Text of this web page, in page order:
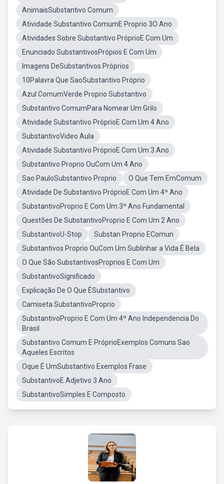
AnimaisSubstantivo Comum
Atividade Substantivo ComumE Proprio 3O Ano
Atividades Sobre Substantivo PróprioE Com Um
Enunciado SubstantivosPrópios E Com Um
Imagens DeSubstantivos Próprios
10Palavra Que SaoSubstantivo Próprio
Azul ComumVerde Proprio Substantivo
Substantivo ComumPara Nomear Um Grilo
Atividade Substantivo PróprioE Com Um 4 Ano
SubstantivoVideo Aula
Atividade Substantivo PróprioE Com Um 3 Ano
Substantivo Proprio OuCom Um 4 Ano
Sao PauloSubstantivo Proprio
O Que Tem EmComum
Atividade De Substantivo PróprioE Com Um 4º Ano
SubstantivoProprio E Com Um 3º Ano Fundamental
Questões De SubstantivoProprio E Com Um 2 Ano
SubstantivoU-Stop
Substan Proprio EComun
Substantivos Proprio OuCom Um Sublinhar a Vida É Bela
O Que São SubstantivosProprios E Com Um
SubstantivoSignificado
Explicação De O Que ÉSubstantivo
Camiseta SubstantivoProprio
SubstantivoProprio E Com Um 4º Ano Independencia Do
Brasil
Substantivo Comum E PróprioExemplos Comuns Sao
Aqueles Escritos
Oque É UmSubstantivo Exemplos Frase
SubstantivoE Adjetivo 3 Ano
SubstantivoSimples E Composto